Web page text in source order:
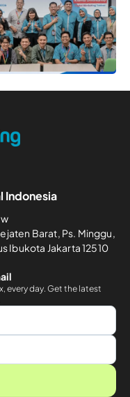
Indonesia
Barat, Ps. Minggu,
Ibukota Jakarta 12510
every day. Get the latest